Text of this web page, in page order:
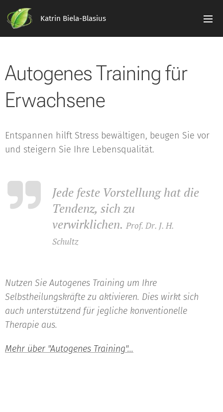
Katrin Biela-Blasius
Autogenes Training für
Erwachsene
Entspannen hilft Stress bewältigen, beugen Sie vor
und steigern Sie Ihre Lebensqualität.
Jede feste Vorstellung hat die
Tendenz, sich zu
verwirklichen. Prof. Dr. J. H.
Schultz
Nutzen Sie Autogenes Training um Ihre
Selbstheilungskräfte zu aktivieren. Dies wirkt sich
auch unterstützend für jegliche konventionelle
Therapie aus.
Mehr über "Autogenes Training"...